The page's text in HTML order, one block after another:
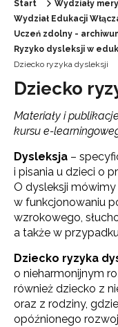
Start
Wydziały
Wydział Edukacji
Uczeń zdolny -
Ryzyko dysleksji w
Dziecko ryzyka dysleksji
Dziecko
Materiały i
kursu e-
Dysleksja –
i pisania u dzieci o
O dysleksji
w funkcjonowaniu
wzrokowego,
a także w
Dziecko ryzyka
o nieharmonijnym
również dziecko z
oraz z rodziny,
opóźnionego